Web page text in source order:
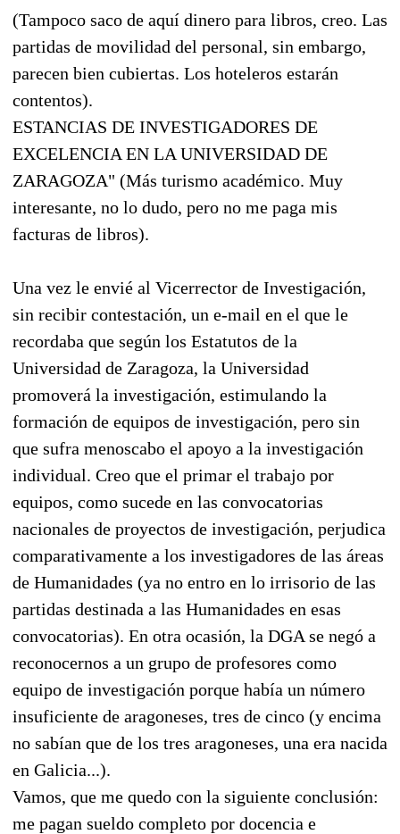
(Tampoco saco de aquí dinero para libros, creo. Las
partidas de movilidad del personal, sin embargo,
parecen bien cubiertas. Los hoteleros estarán
contentos).
ESTANCIAS DE INVESTIGADORES DE
EXCELENCIA EN LA UNIVERSIDAD DE
ZARAGOZA" (Más turismo académico. Muy
interesante, no lo dudo, pero no me paga mis
facturas de libros).
Una vez le envié al Vicerrector de Investigación,
sin recibir contestación, un e-mail en el que le
recordaba que según los Estatutos de la
Universidad de Zaragoza, la Universidad
promoverá la investigación, estimulando la
formación de equipos de investigación, pero sin
que sufra menoscabo el apoyo a la investigación
individual. Creo que el primar el trabajo por
equipos, como sucede en las convocatorias
nacionales de proyectos de investigación, perjudica
comparativamente a los investigadores de las áreas
de Humanidades (ya no entro en lo irrisorio de las
partidas destinada a las Humanidades en esas
convocatorias). En otra ocasión, la DGA se negó a
reconocernos a un grupo de profesores como
equipo de investigación porque había un número
insuficiente de aragoneses, tres de cinco (y encima
no sabían que de los tres aragoneses, una era nacida
en Galicia...).
Vamos, que me quedo con la siguiente conclusión:
me pagan sueldo completo por docencia e